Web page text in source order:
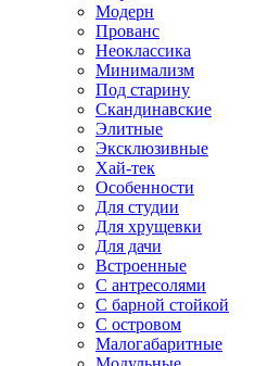
Модерн
Прованс
Неоклассика
Минимализм
Под старину
Скандинавские
Элитные
Эксклюзивные
Хай-тек
Особенности
Для студии
Для хрущевки
Для дачи
Встроенные
С антресолями
С барной стойкой
С островом
Малогабаритные